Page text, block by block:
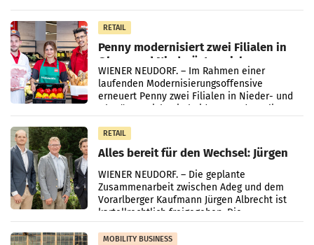
„Kreislauf-Helden“ in allen österreichischen
Müller-Filialen
RETAIL
Penny modernisiert zwei Filialen in
Ober- und Niederösterreich
WIENER NEUDORF. – Im Rahmen einer
laufenden Modernisierungsoffensive
erneuert Penny zwei Filialen in Nieder- und
Oberösterreich. Die beiden Standorte liegen
RETAIL
Alles bereit für den Wechsel: Jürgen
Albrecht setzt ab 1.1.2027 auf Adeg
WIENER NEUDORF. – Die geplante
Zusammenarbeit zwischen Adeg und dem
Vorarlberger Kaufmann Jürgen Albrecht ist
kartellrechtlich freigegeben: Die
Bundeswettbewerbsbehörde und der
Bundeskartellanwalt
MOBILITY BUSINESS